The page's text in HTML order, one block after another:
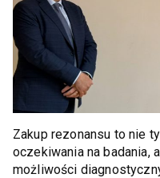
Zakup rezonansu to nie
oczekiwania na badania,
możliwości